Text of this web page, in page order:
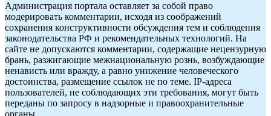
Администрация портала оставляет за собой право
модерировать комментарии, исходя из соображений
сохранения конструктивности обсуждения тем и соблюдения
законодательства РФ и рекомендательных технологий. На
сайте не допускаются комментарии, содержащие нецензурную
брань, разжигающие межнациональную рознь, возбуждающие
ненависть или вражду, а равно унижение человеческого
достоинства, размещение ссылок не по теме. IP-адреса
пользователей, не соблюдающих эти требования, могут быть
переданы по запросу в надзорные и правоохранительные